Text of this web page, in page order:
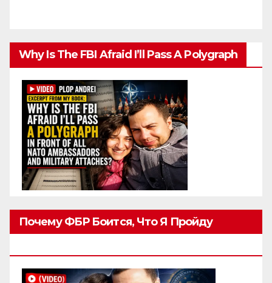
Why Is The FBI Afraid I’ll Pass A Polygraph
Почему ФБР Боится, Что Я Пройду